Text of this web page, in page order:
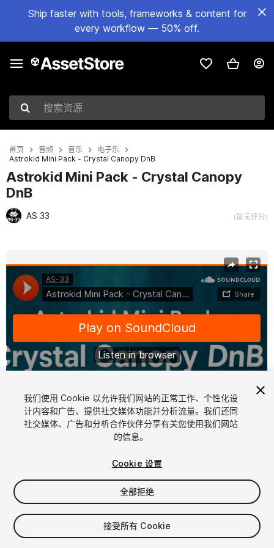
Ship faster with tools, frameworks & content for
every workflow — 50% off.
搜索资源
首页 音频 音乐
电子乐
Astrokid Mini Pack - Crystal Canopy DnB
Astrokid Mini Pack - Crystal Canopy
DnB
AS 33 (暂无评分)
1/2
$15
增值税将在结算时计算
我们使用 Cookie 以允许我们网站的正常工作、个性化设
计内容和广告、提供社交媒体功能并分析流量。我们还同
社交媒体、广告和分析合作伙伴分享有关您使用我们网站
的信息。
Cookie 设置
全部拒绝
接受所有 Cookie